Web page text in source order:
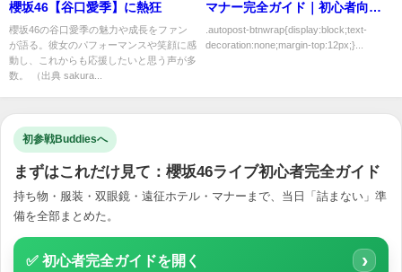
櫻坂46【谷口愛季】に熱狂
櫻坂46の谷口愛季の魅力や成長をファン
が語る。彼女のパフォーマンスや笑顔に感
動し、これからも応援したいと思う声が多
数。 （出典 sakura...
マナー完全ガイド｜初心者向け
にわかりやすく解説
.autopost-btnwrap{display:block;text-
decoration:none;margin-top:12px;}...
初参戦Buddiesへ
まずはこれだけ見て：櫻坂46ライブ初心者完全ガイド
持ち物・服装・双眼鏡・遠征ホテル・マナーまで、当日「詰まない」準
備を全部まとめた。
✅ 初心者完全ガイドを開く ›